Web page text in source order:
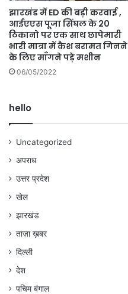
झारखंड में ED की बड़ी करवाई ,
आईएएस पूजा सिंघल के 20
ठिकानो पर एक साथ छापेमारी
भारी मात्रा में कैश बरामत गिनने
के लिए माँगने पड़े मशीन
06/05/2022
hello
Uncategorized
अपराध
उत्तर प्रदेश
खेल
झारखंड
ताज़ा ख़बर
दिल्ली
देश
पचिम बंगाल